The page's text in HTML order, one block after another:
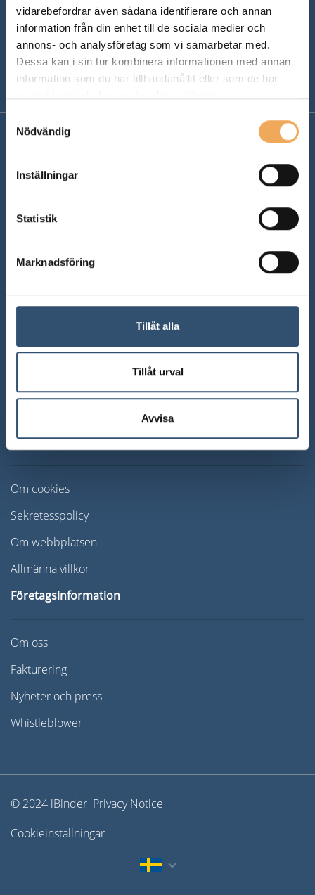
vidarebefordrar även sådana identifierare och annan
information från din enhet till de sociala medier och
annons- och analysföretag som vi samarbetar med.
Dessa kan i sin tur kombinera informationen med annan
information som du har tillhandahållit eller som de har
Samtyckesval
Nödvändig
Inställningar
Statistik
Marknadsföring
Tillåt alla
Tillåt urval
Avvisa
Email:support@ibinder.se
112 21 Stockholm
Hjälpcenter
Om webbplatsen
Om cookies
Sekretesspolicy
Om webbplatsen
Allmänna villkor
Företagsinformation
Om oss
Fakturering
Nyheter och press
Whistleblower
© 2024 iBinder Privacy Notice
Cookieinställningar